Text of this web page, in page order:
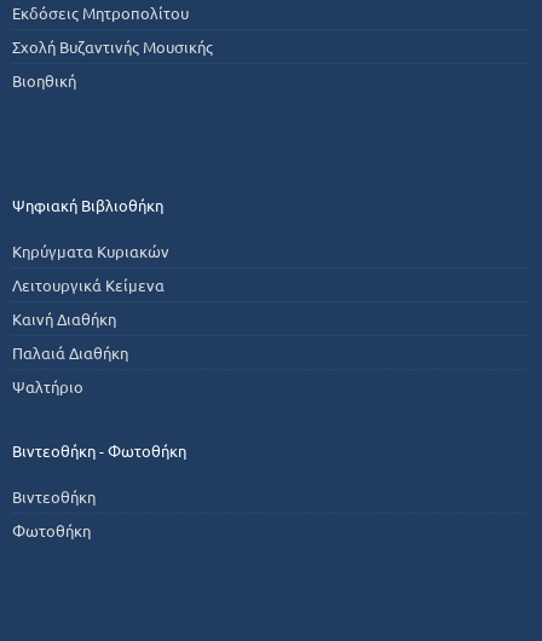
Εκδόσεις Μητροπολίτου
Σχολή Βυζαντινής Μουσικής
Βιοηθική
Ψηφιακή Βιβλιοθήκη
Κηρύγματα Κυριακών
Λειτουργικά Κείμενα
Καινή Διαθήκη
Παλαιά Διαθήκη
Ψαλτήριο
Βιντεοθήκη - Φωτοθήκη
Βιντεοθήκη
Φωτοθήκη